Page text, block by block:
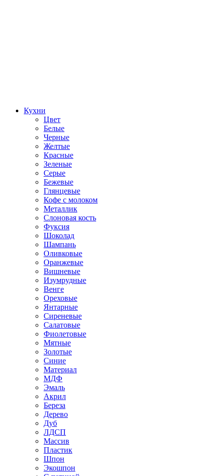
Кухни
Цвет
Белые
Черные
Желтые
Красные
Зеленые
Серые
Бежевые
Глянцевые
Кофе с молоком
Металлик
Слоновая кость
Фуксия
Шоколад
Шампань
Оливковые
Оранжевые
Вишневые
Изумрудные
Венге
Ореховые
Янтарные
Сиреневые
Салатовые
Фиолетовые
Мятные
Золотые
Синие
Материал
МДФ
Эмаль
Акрил
Береза
Дерево
Дуб
ЛДСП
Массив
Пластик
Шпон
Экошпон